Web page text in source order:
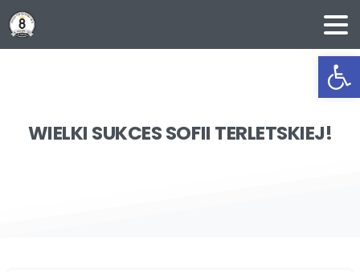
WIELKI SUKCESSOFII TERLETSKIEJ!